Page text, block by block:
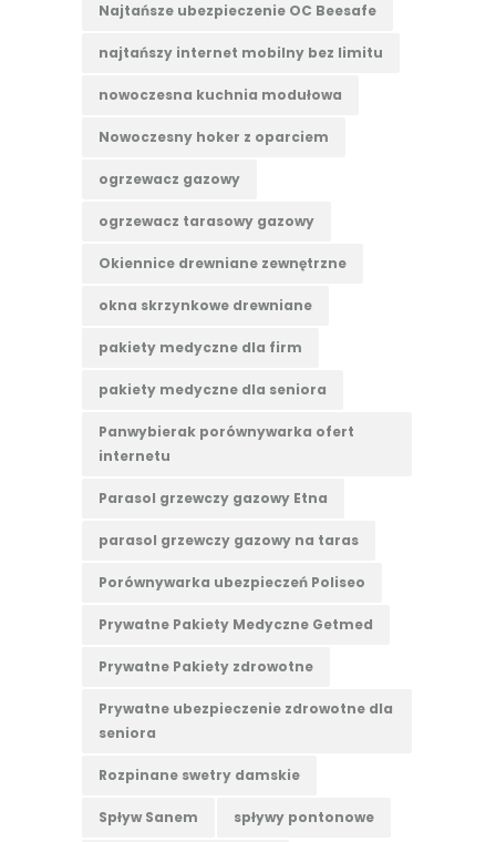
Najtańsze ubezpieczenie OC Beesafe
najtańszy internet mobilny bez limitu
nowoczesna kuchnia modułowa
Nowoczesny hoker z oparciem
ogrzewacz gazowy
ogrzewacz tarasowy gazowy
Okiennice drewniane zewnętrzne
okna skrzynkowe drewniane
pakiety medyczne dla firm
pakiety medyczne dla seniora
Panwybierak porównywarka ofert
internetu
Parasol grzewczy gazowy Etna
parasol grzewczy gazowy na taras
Porównywarka ubezpieczeń Poliseo
Prywatne Pakiety Medyczne Getmed
Prywatne Pakiety zdrowotne
Prywatne ubezpieczenie zdrowotne dla
seniora
Rozpinane swetry damskie
Spływ Sanem spływy pontonowe